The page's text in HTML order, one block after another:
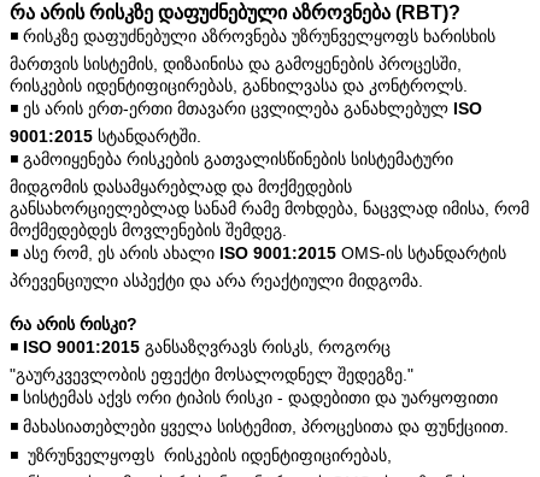
რა არის რისკზე დაფუძნებული აზროვნება (RBT)?
◾️ რისკზე დაფუძნებული აზროვნება უზრუნველყოფს ხარისხის
მართვის სისტემის, დიზაინისა და გამოყენების პროცესში,
რისკების იდენტიფიცირებას, განხილვასა და კონტროლს.
◾️ ეს არის ერთ-ერთი მთავარი ცვლილება განახლებულ ISO
9001:2015 სტანდარტში.
◾️ გამოიყენება რისკების გათვალისწინების სისტემატური
მიდგომის დასამყარებლად და მოქმედების
განსახორციელებლად სანამ რამე მოხდება, ნაცვლად იმისა, რომ
მოქმედებდეს მოვლენების შემდეგ.
◾️ ასე რომ, ეს არის ახალი ISO 9001:2015 OMS-ის სტანდარტის
პრევენციული ასპექტი და არა რეაქტიული მიდგომა.
რა არის რისკი?
◾️ ISO 9001:2015 განსაზღვრავს რისკს, როგორც
"გაურკვევლობის ეფექტი მოსალოდნელ შედეგზე."
◾️ სისტემას აქვს ორი ტიპის რისკი - დადებითი და უარყოფითი
◾️ მახასიათებლები ყველა სისტემით, პროცესითა და ფუნქციით.
◾️ უზრუნველყოფს რისკების იდენტიფიცირებას,